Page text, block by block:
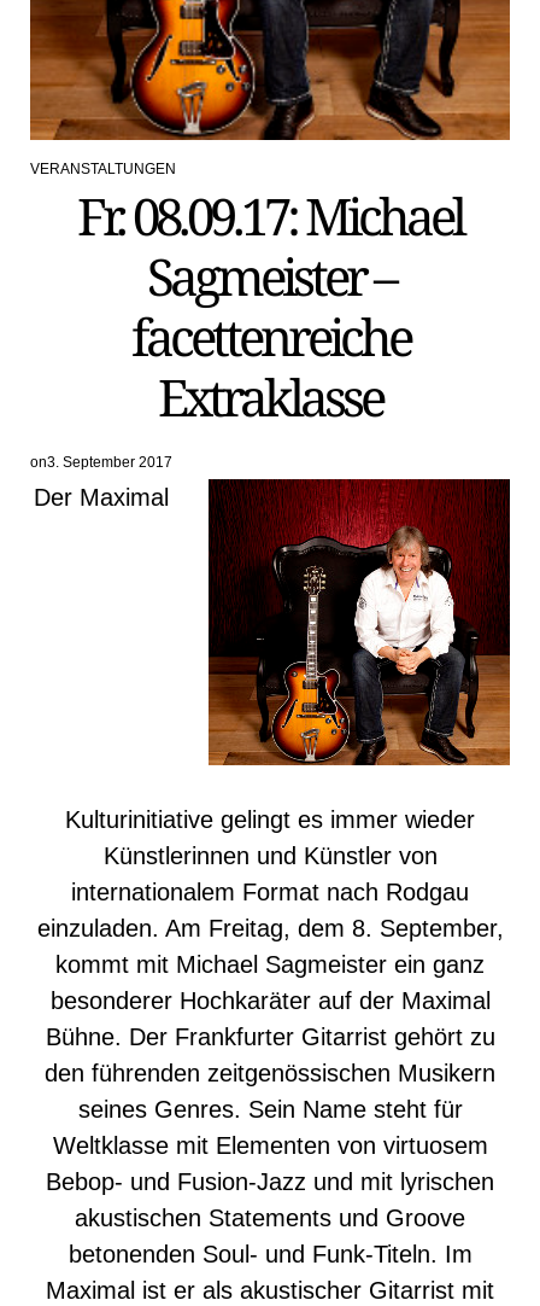
POSTED
VERANSTALTUNGEN
Fr. 08.09.17: Michael
Sagmeister –
facettenreiche
Extraklasse
on3. September 2017
Der Maximal
Kulturinitiative gelingt es immer wieder
Künstlerinnen und Künstler von
internationalem Format nach Rodgau
einzuladen. Am Freitag, dem 8. September,
kommt mit Michael Sagmeister ein ganz
besonderer Hochkaräter auf der Maximal
Bühne. Der Frankfurter Gitarrist gehört zu
den führenden zeitgenössischen Musikern
seines Genres. Sein Name steht für
Weltklasse mit Elementen von virtuosem
Bebop- und Fusion-Jazz und mit lyrischen
akustischen Statements und Groove
betonenden Soul- und Funk-Titeln. Im
Maximal ist er als akustischer Gitarrist mit